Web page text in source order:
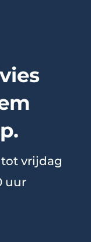
vrijdag
uur